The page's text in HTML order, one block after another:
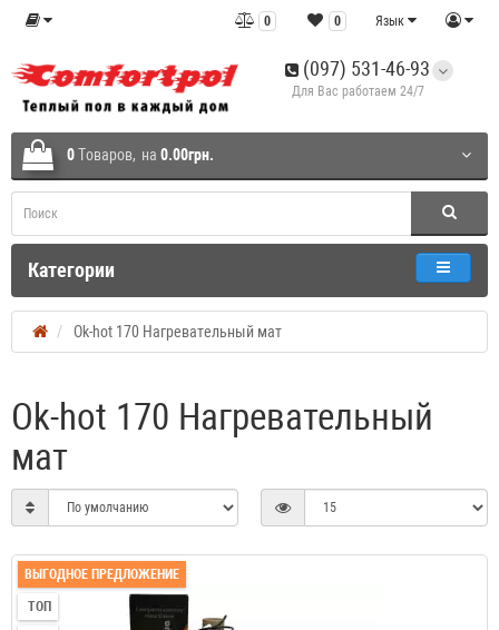
Язык
0
0
(097) 531-46-93
Для Вас работаем 24/7
0Tоваров, на 0.00грн.
Категории
Ok-hot 170 Нагревательный мат
Ok-hot 170 Нагревательный
мат
ВЫГОДНОЕ ПРЕДЛОЖЕНИЕ
ТОП